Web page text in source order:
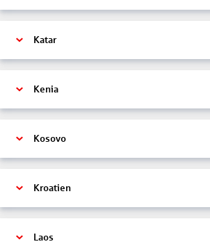
Katar
Kenia
Kosovo
Kroatien
Laos